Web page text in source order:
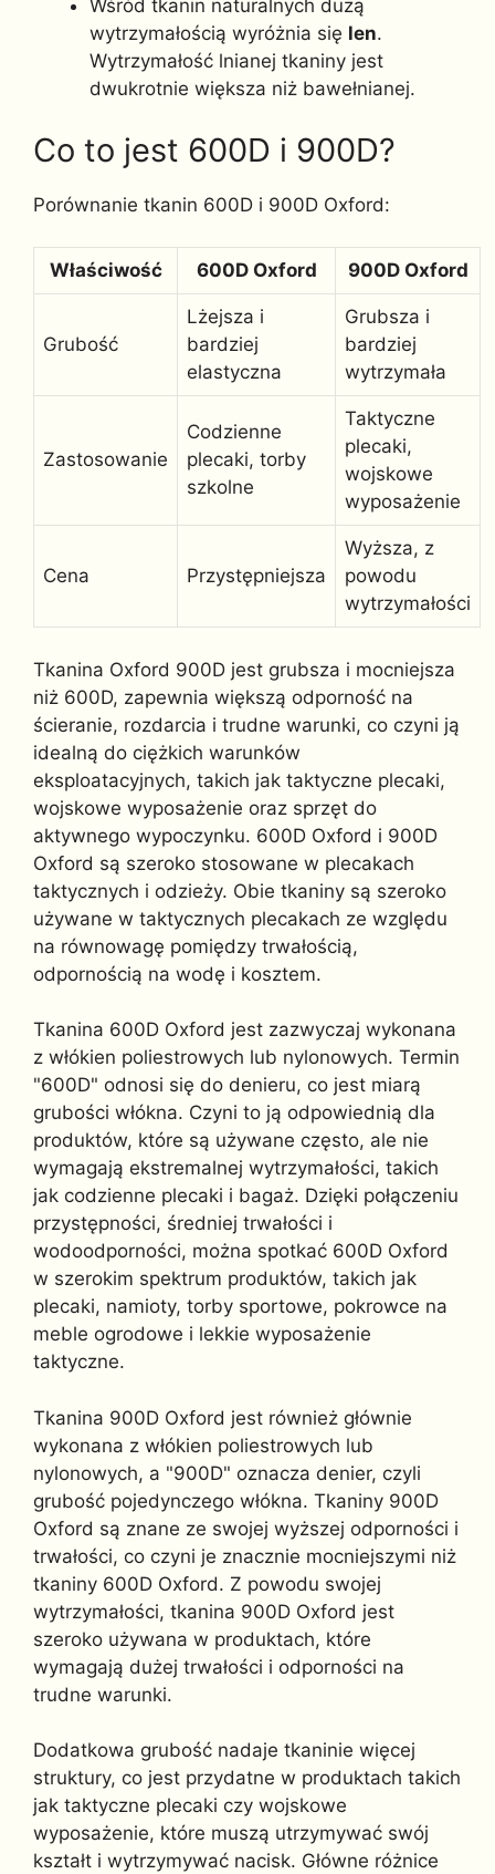
Wśród tkanin naturalnych dużą
wytrzymałością wyróżnia się len.
Wytrzymałość lnianej tkaniny jest
dwukrotnie większa niż bawełnianej.
Co to jest 600D i 900D?
Porównanie tkanin 600D i 900D Oxford:
Właściwość 600D Oxford 900D Oxford
Grubość
Lżejsza i
bardziej
elastyczna
Grubsza i
bardziej
wytrzymała
Zastosowanie
Codzienne
plecaki, torby
szkolne
Taktyczne
plecaki,
wojskowe
wyposażenie
Cena Przystępniejsza
Wyższa, z
powodu
wytrzymałości
Tkanina Oxford 900D jest grubsza i mocniejsza
niż 600D, zapewnia większą odporność na
ścieranie, rozdarcia i trudne warunki, co czyni ją
idealną do ciężkich warunków
eksploatacyjnych, takich jak taktyczne plecaki,
wojskowe wyposażenie oraz sprzęt do
aktywnego wypoczynku. 600D Oxford i 900D
Oxford są szeroko stosowane w plecakach
taktycznych i odzieży. Obie tkaniny są szeroko
używane w taktycznych plecakach ze względu
na równowagę pomiędzy trwałością,
odpornością na wodę i kosztem.
Tkanina 600D Oxford jest zazwyczaj wykonana
z włókien poliestrowych lub nylonowych. Termin
"600D" odnosi się do denieru, co jest miarą
grubości włókna. Czyni to ją odpowiednią dla
produktów, które są używane często, ale nie
wymagają ekstremalnej wytrzymałości, takich
jak codzienne plecaki i bagaż. Dzięki połączeniu
przystępności, średniej trwałości i
wodoodporności, można spotkać 600D Oxford
w szerokim spektrum produktów, takich jak
plecaki, namioty, torby sportowe, pokrowce na
meble ogrodowe i lekkie wyposażenie
taktyczne.
Tkanina 900D Oxford jest również głównie
wykonana z włókien poliestrowych lub
nylonowych, a "900D" oznacza denier, czyli
grubość pojedynczego włókna. Tkaniny 900D
Oxford są znane ze swojej wyższej odporności i
trwałości, co czyni je znacznie mocniejszymi niż
tkaniny 600D Oxford. Z powodu swojej
wytrzymałości, tkanina 900D Oxford jest
szeroko używana w produktach, które
wymagają dużej trwałości i odporności na
trudne warunki.
Dodatkowa grubość nadaje tkaninie więcej
struktury, co jest przydatne w produktach takich
jak taktyczne plecaki czy wojskowe
wyposażenie, które muszą utrzymywać swój
kształt i wytrzymywać nacisk. Główne różnice